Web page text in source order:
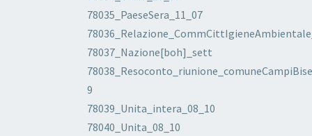
78035_PaeseSera_11_07
78037_Nazione[boh]_sett
9
78039_Unita_intera_08_10
78040_Unita_08_10